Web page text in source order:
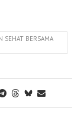
SEHAT BERSAMA